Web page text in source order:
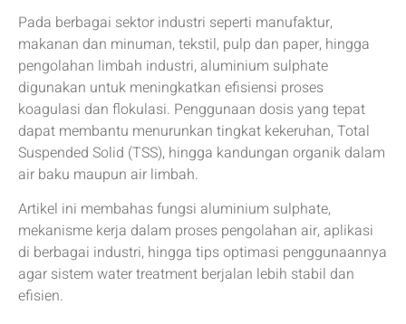
Pada berbagai sektor industri seperti manufaktur,
makanan dan minuman, tekstil, pulp dan paper, hingga
pengolahan limbah industri, aluminium sulphate
digunakan untuk meningkatkan efisiensi proses
koagulasi dan flokulasi. Penggunaan dosis yang tepat
dapat membantu menurunkan tingkat kekeruhan, Total
Suspended Solid (TSS), hingga kandungan organik dalam
air baku maupun air limbah.
Artikel ini membahas fungsi aluminium sulphate,
mekanisme kerja dalam proses pengolahan air, aplikasi
di berbagai industri, hingga tips optimasi penggunaannya
agar sistem water treatment berjalan lebih stabil dan
efisien.